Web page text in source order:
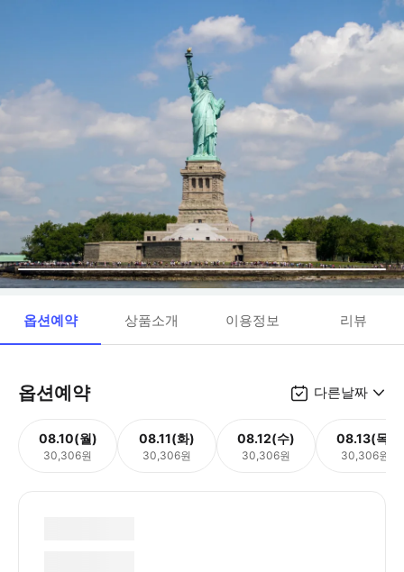
옵션예약 상품소개 이용정보 리뷰
옵션예약 다른날짜
08.10(월)
30,306원
08.11(화)
30,306원
08.12(수)
30,306원
08.13(목)
30,306원